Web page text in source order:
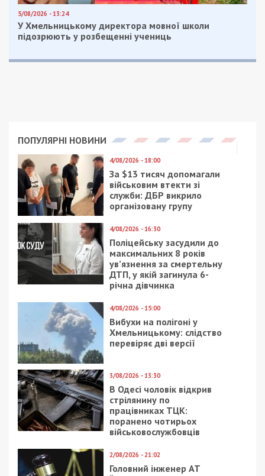
5/08/2026 - 13:24
У Хмельницькому директора мовної школи
підозрюють у розбещенні учениць
ПОПУЛЯРНІ НОВИНИ
4/08/2026 - 18:00
За $13 тисяч допомагали
військовим втекти зі
служби: ДБР викрило
організовану групу
4/08/2026 - 16:30
Поліцейську засудили до
максимальних 8 років
ув’язнення за смертельну
ДТП, у якій загинула 6-
річна дівчинка
4/08/2026 - 15:00
Вибухи на полігоні у
Хмельницькому: слідство
перевіряє дві версії
3/08/2026 - 13:30
В Одесі чоловік відкрив
стрілянину по
працівниках ТЦК:
поранено чотирьох
військовослужбовців
2/08/2026 - 21:02
Головний інженер АТ